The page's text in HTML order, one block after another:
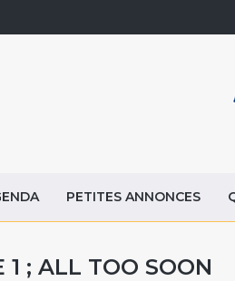
PETITES ANNONCES
1 ; ALL TOO SOON